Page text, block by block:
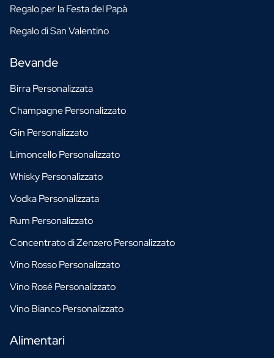
Regalo per la Festa del Papà
Regalo di San Valentino
Bevande
Birra Personalizzata
Champagne Personalizzato
Gin Personalizzato
Limoncello Personalizzato
Whisky Personalizzato
Vodka Personalizzata
Rum Personalizzato
Concentrato di Zenzero Personalizzato
Vino Rosso Personalizzato
Vino Rosé Personalizzato
Vino Bianco Personalizzato
Alimentari